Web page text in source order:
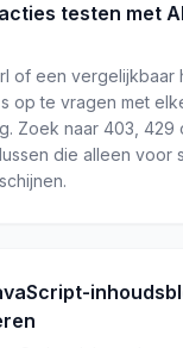
testen met
of een vergelijkbaar
op te vragen met
Zoek naar 403, 429
die alleen voor